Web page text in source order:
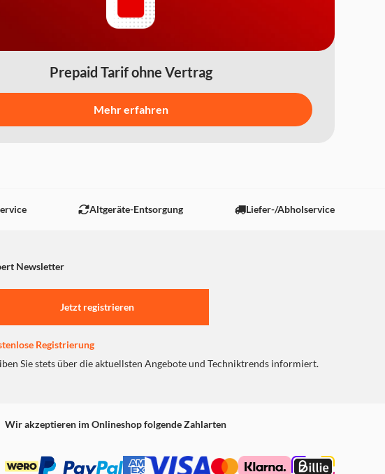
Prepaid Tarif ohne Vertrag
Mehr erfahren
Altgeräte-Entsorgung Liefer-/Abholservice
Newsletter
Jetzt registrieren
Registrierung
Sie stets über die aktuellsten Angebote und Techniktrends informiert.
Wir akzeptieren im Onlineshop folgende Zahlarten